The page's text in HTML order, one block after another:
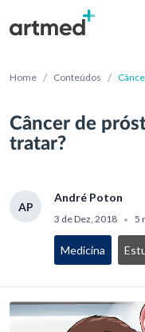
Home / Conteúdos /
Câncer de
tratar?
AP
André Poton
3 de Dez, 2018 • 5
Medicina